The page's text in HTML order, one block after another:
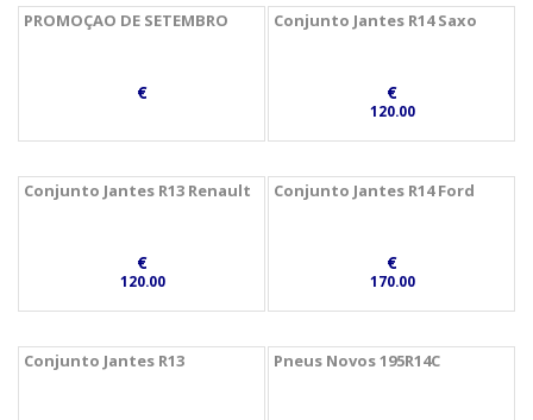
PROMOÇAO DE SETEMBRO
€
Conjunto Jantes R14 Saxo
€
120.00
Conjunto Jantes R13 Renault
€
120.00
Conjunto Jantes R14 Ford
€
170.00
Conjunto Jantes R13 Pneus Novos 195R14C